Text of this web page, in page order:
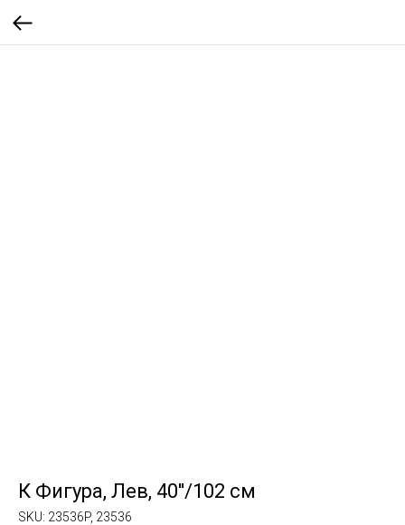
К Фигура, Лев, 40''/102 см
SKU: 23536P, 23536